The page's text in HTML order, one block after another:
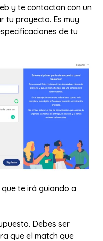
y te contactan con un
tu proyecto. Es muy
de tu
te irá guiando a
Debes ser
que el match que